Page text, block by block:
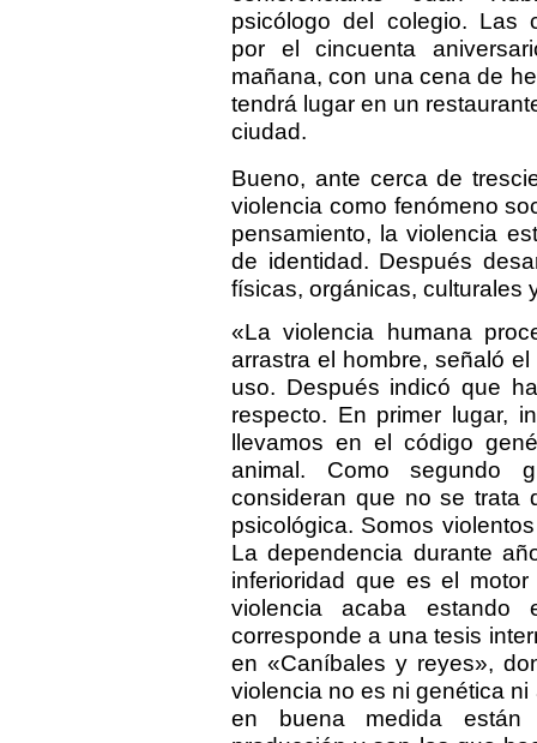
psicólogo del colegio. Las
por el cincuenta
mañana, con una cena de
tendrá lugar en un
ciudad.
Bueno, ante cerca de
violencia como fenómeno
pensamiento, la violencia
de identidad. Después
físicas, orgánicas, culturales
«La violencia humana
arrastra el hombre, señaló
uso. Después indicó que
respecto. En primer lugar,
llevamos en el código
animal. Como segundo
consideran que no se trata
psicológica. Somos
La dependencia durante
inferioridad que es el
violencia acaba
corresponde a una tesis
en «Caníbales y reyes»,
violencia no es ni genética
en buena medida están